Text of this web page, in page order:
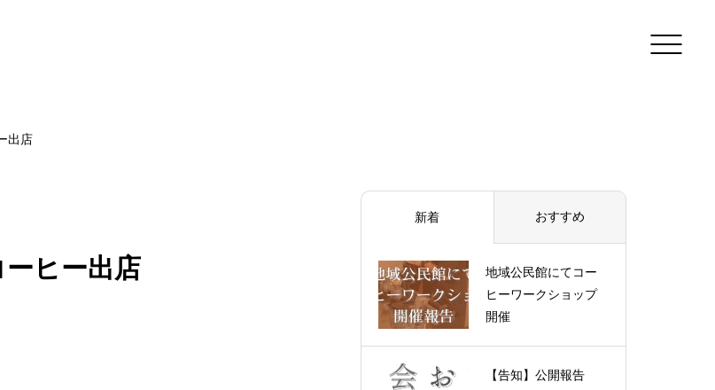
出店
ヒー出店
新着 おすすめ
地域公民館にてコー
ヒーワークショップ
開催
【告知】公開報告